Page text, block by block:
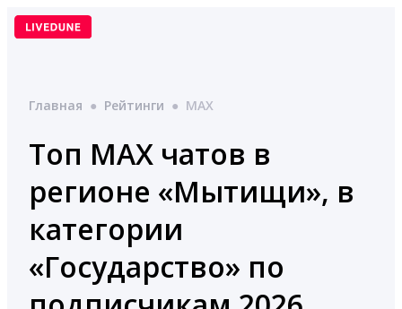
Перейти
Главная ● Рейтинги ● MAX
Топ MAX чатов в
регионе «Мытищи», в
категории
«Государство» по